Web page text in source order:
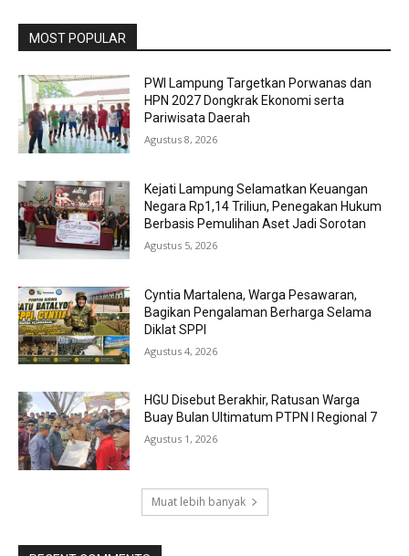
MOST POPULAR
PWI Lampung Targetkan Porwanas dan
HPN 2027 Dongkrak Ekonomi serta
Pariwisata Daerah
Agustus 8, 2026
Kejati Lampung Selamatkan Keuangan
Negara Rp1,14 Triliun, Penegakan Hukum
Berbasis Pemulihan Aset Jadi Sorotan
Agustus 5, 2026
Cyntia Martalena, Warga Pesawaran,
Bagikan Pengalaman Berharga Selama
Diklat SPPI
Agustus 4, 2026
HGU Disebut Berakhir, Ratusan Warga
Buay Bulan Ultimatum PTPN I Regional 7
Agustus 1, 2026
Muat lebih banyak